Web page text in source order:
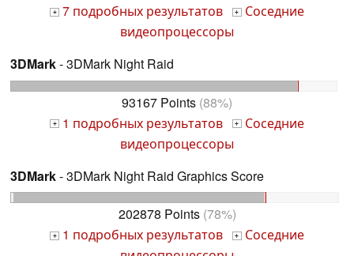
+ 7 подробных результатов + Соседние
видеопроцессоры
3DMark- 3DMark Night Raid
93167 Points (88%)
+ 1 подробных результатов + Соседние
видеопроцессоры
3DMark- 3DMark Night Raid Graphics Score
202878 Points(78%)
+ 1 подробных результатов + Соседние